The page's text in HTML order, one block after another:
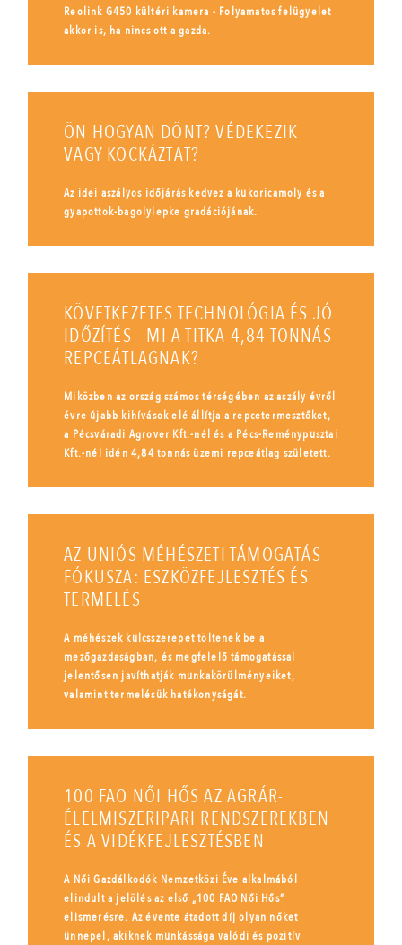
Reolink G450 kültéri kamera - Folyamatos felügyelet
akkor is, ha nincs ott a gazda.
ÖN HOGYAN DÖNT? VÉDEKEZIK
VAGY KOCKÁZTAT?
Az idei aszályos időjárás kedvez a kukoricamoly és a
gyapottok-bagolylepke gradációjának.
KÖVETKEZETES TECHNOLÓGIA ÉS JÓ
IDŐZÍTÉS - MI A TITKA 4,84 TONNÁS
REPCEÁTLAGNAK?
Miközben az ország számos térségében az aszály évről
évre újabb kihívások elé állítja a repcetermesztőket,
a Pécsváradi Agrover Kft.-nél és a Pécs-Reménypusztai
Kft.-nél idén 4,84 tonnás üzemi repceátlag született.
AZ UNIÓS MÉHÉSZETI TÁMOGATÁS
FÓKUSZA: ESZKÖZFEJLESZTÉS ÉS
TERMELÉS
A méhészek kulcsszerepet töltenek be a
mezőgazdaságban, és megfelelő támogatással
jelentősen javíthatják munkakörülményeiket,
valamint termelésük hatékonyságát.
100 FAO NŐI HŐS AZ AGRÁR-
ÉLELMISZERIPARI RENDSZEREKBEN
ÉS A VIDÉKFEJLESZTÉSBEN
A Női Gazdálkodók Nemzetközi Éve alkalmából
elindult a jelölés az első „100 FAO Női Hős”
elismerésre. Az évente átadott díj olyan nőket
ünnepel, akiknek munkássága valódi és pozitív